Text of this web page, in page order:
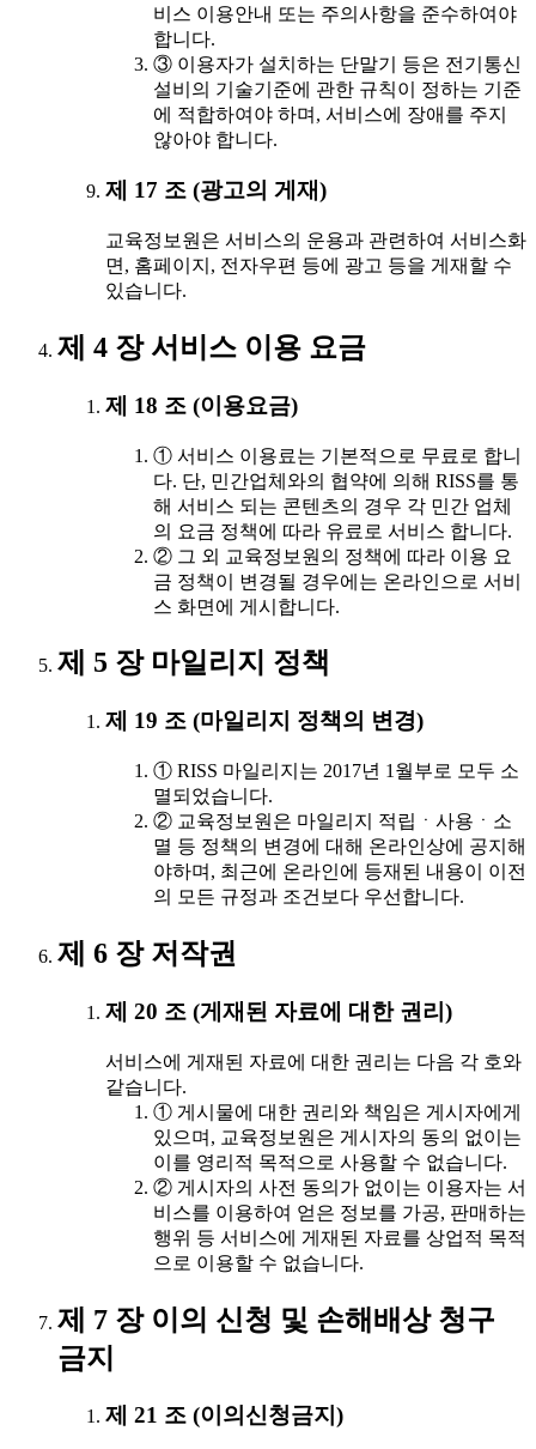
비스 이용안내 또는 주의사항을 준수하여야
합니다.
③ 이용자가 설치하는 단말기 등은 전기통신
설비의 기술기준에 관한 규칙이 정하는 기준
에 적합하여야 하며, 서비스에 장애를 주지
않아야 합니다.
제 17 조 (광고의 게재)
교육정보원은 서비스의 운용과 관련하여 서비스화
면, 홈페이지, 전자우편 등에 광고 등을 게재할 수
있습니다.
제 4 장 서비스 이용 요금
제 18 조 (이용요금)
① 서비스 이용료는 기본적으로 무료로 합니
다. 단, 민간업체와의 협약에 의해 RISS를 통
해 서비스 되는 콘텐츠의 경우 각 민간 업체
의 요금 정책에 따라 유료로 서비스 합니다.
② 그 외 교육정보원의 정책에 따라 이용 요
금 정책이 변경될 경우에는 온라인으로 서비
스 화면에 게시합니다.
제 5 장 마일리지 정책
제 19 조 (마일리지 정책의 변경)
① RISS 마일리지는 2017년 1월부로 모두 소
멸되었습니다.
② 교육정보원은 마일리지 적립ㆍ사용ㆍ소
멸 등 정책의 변경에 대해 온라인상에 공지해
야하며, 최근에 온라인에 등재된 내용이 이전
의 모든 규정과 조건보다 우선합니다.
제 6 장 저작권
제 20 조 (게재된 자료에 대한 권리)
서비스에 게재된 자료에 대한 권리는 다음 각 호와
같습니다.
① 게시물에 대한 권리와 책임은 게시자에게
있으며, 교육정보원은 게시자의 동의 없이는
이를 영리적 목적으로 사용할 수 없습니다.
② 게시자의 사전 동의가 없이는 이용자는 서
비스를 이용하여 얻은 정보를 가공, 판매하는
행위 등 서비스에 게재된 자료를 상업적 목적
으로 이용할 수 없습니다.
제 7 장 이의 신청 및 손해배상 청구
금지
제 21 조 (이의신청금지)